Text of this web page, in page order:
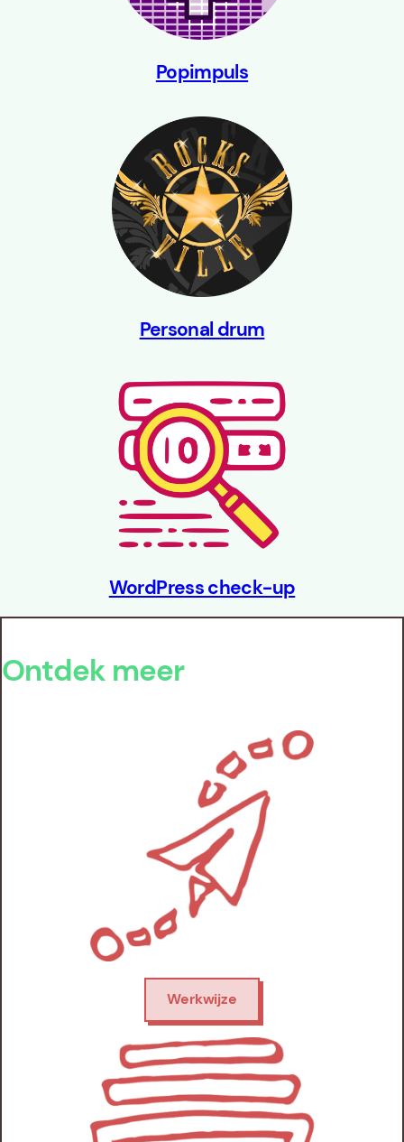
Popimpuls
Personal drum
WordPress check-up
Ontdek meer
Werkwijze